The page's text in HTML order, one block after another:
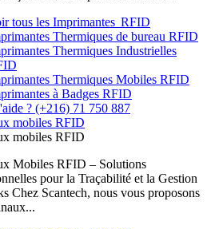
tous les Imprimantes RFID
Thermiques de bureau RFID
Thermiques Industrielles
Thermiques Mobiles RFID
à Badges RFID
? (+216) 71 750 887
mobiles RFID
mobiles RFID
Mobiles RFID – Solutions
pour la Traçabilité et la Gestion
Chez Scantech, nous vous proposons